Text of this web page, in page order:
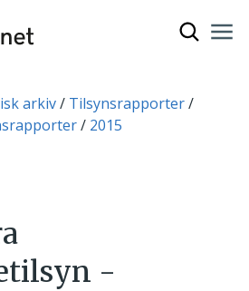
arkiv
Tilsynsrapporter
2015
-